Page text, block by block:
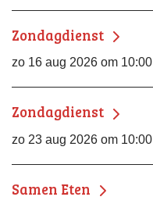
Zondagdienst
zo 16 aug 2026 om 10:00
Zondagdienst
zo 23 aug 2026 om 10:00
Samen Eten